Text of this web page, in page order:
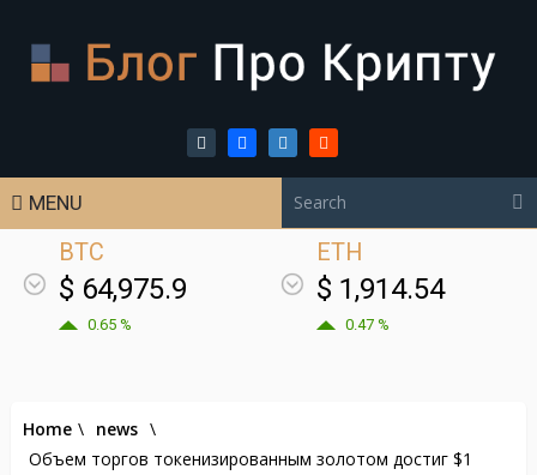
MENU
BTC
$ 64,975.9
0.65 %
ETH
$ 1,914.54
0.47 %
Home \ news \
Объем торгов токенизированным золотом достиг $1